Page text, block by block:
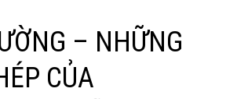
– NHỮNG
CỦA